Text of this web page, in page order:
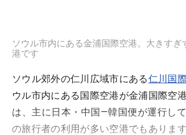
ソウル市内にある金浦国際空港。大きすぎ
港です
ソウル郊外の仁川広域市にある仁川国
ウル市内にある国際空港が金浦国際空
は、主に日本・中国―韓国便が運行し
の旅行者の利用が多い空港でもありま